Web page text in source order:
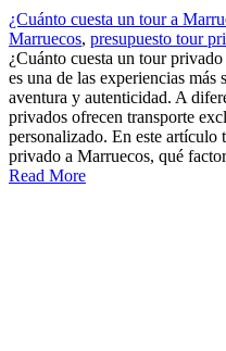
¿Cuánto cuesta un tour a
Marruecos, presupuesto tour
¿Cuánto cuesta un tour
es una de las experiencias más
aventura y autenticidad. A
privados ofrecen transporte
personalizado. En este artículo
privado a Marruecos, qué
Read More